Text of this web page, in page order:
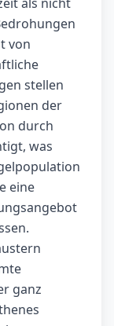
von
stellen
der
durch
was
eine
ganz